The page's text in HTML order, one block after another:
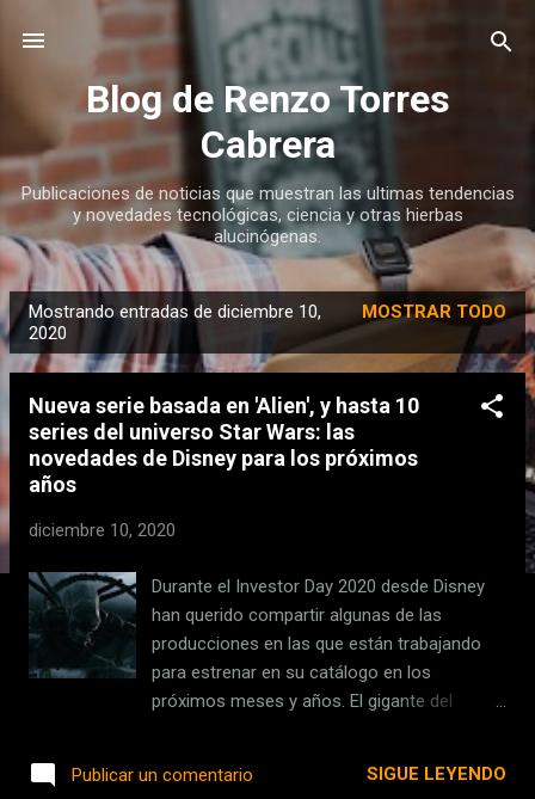
Ir al contenido principal
Blog de Renzo Torres
Cabrera
Publicaciones de noticias que muestran las ultimas tendencias
y novedades tecnológicas, ciencia y otras hierbas
alucinógenas.
E
n
Mostrando entradas de diciembre 10,
2020
MOSTRAR TODO
Nueva serie basada en 'Alien', y hasta 10
series del universo Star Wars: las
novedades de Disney para los próximos
años
diciembre 10, 2020
Durante el Investor Day 2020 desde Disney
han querido compartir algunas de las
producciones en las que están trabajando
para estrenar en su catálogo en los
próximos meses y años. El gigante del
que tiene en su cartera : la nueva serie bada
Publicar un comentario SIGUE LEYENDO